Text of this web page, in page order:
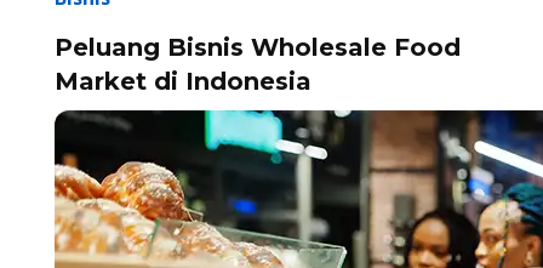
Peluang Bisnis Wholesale Food
Market di Indonesia